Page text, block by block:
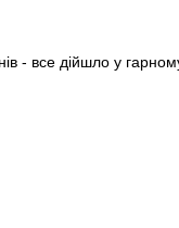
- все дійшло у